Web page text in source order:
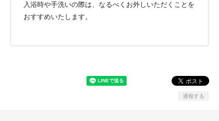
入浴時や手洗いの際は、なるべくお外しいただくことを
おすすめいたします。
通報する